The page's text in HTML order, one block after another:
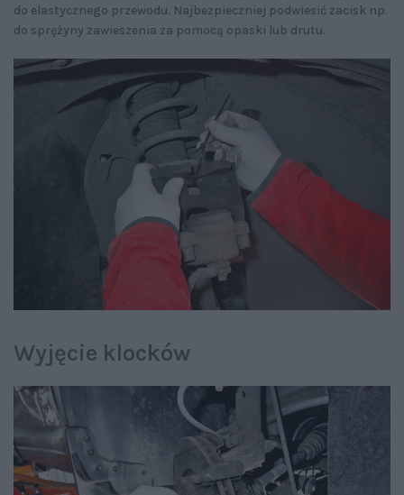
do elastycznego przewodu. Najbezpieczniej podwiesić zacisk np.
do sprężyny zawieszenia za pomocą opaski lub drutu.
Wyjęcie klocków